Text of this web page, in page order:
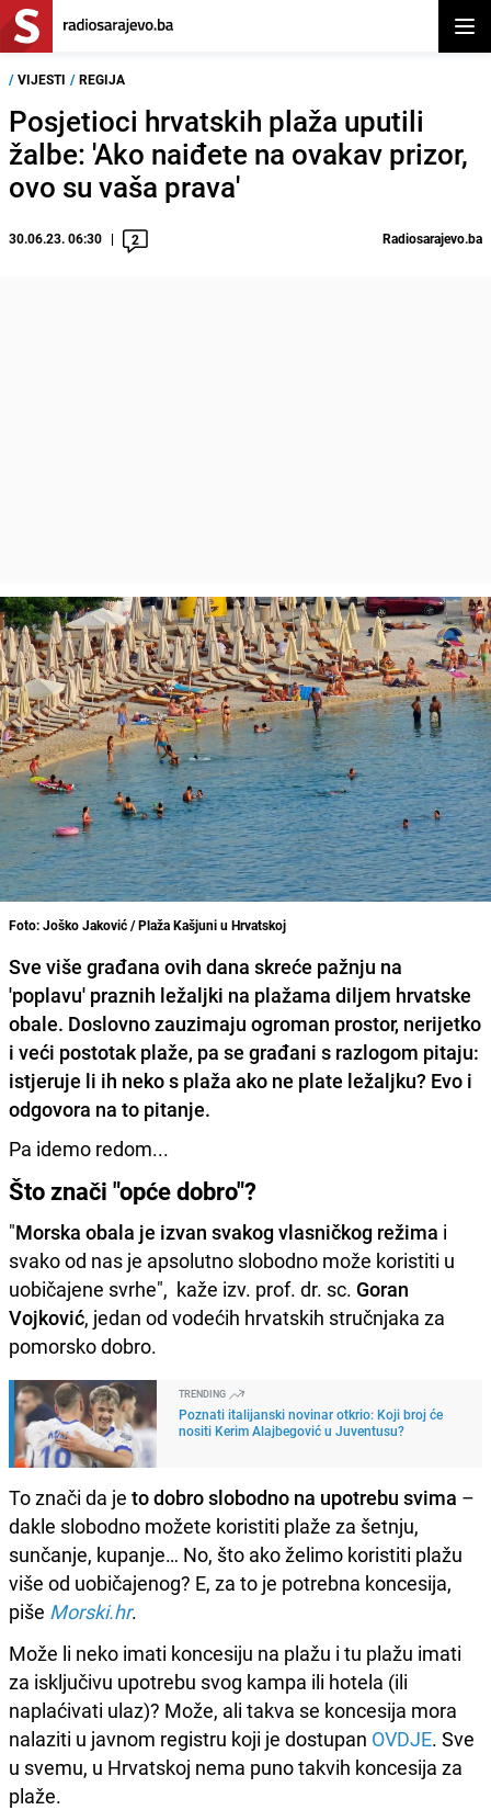
/ VIJESTI / REGIJA
Posjetioci hrvatskih plaža uputili
žalbe: 'Ako naiđete na ovakav prizor,
ovo su vaša prava'
30.06.23. 06:30 2 Radiosarajevo.ba
Foto: Joško Jaković / Plaža Kašjuni u Hrvatskoj
Sve više građana ovih dana skreće pažnju na
'poplavu' praznih ležaljki na plažama diljem hrvatske
obale. Doslovno zauzimaju ogroman prostor, nerijetko
i veći postotak plaže, pa se građani s razlogom pitaju:
istjeruje li ih neko s plaža ako ne plate ležaljku? Evo i
odgovora na to pitanje.
Pa idemo redom...
Što znači "opće dobro"?
"Morska obala je izvan svakog vlasničkog režima i
svako od nas je apsolutno slobodno može koristiti u
uobičajene svrhe", kaže izv. prof. dr. sc. Goran
Vojković, jedan od vodećih hrvatskih stručnjaka za
pomorsko dobro.
TRENDING
Poznati italijanski novinar otkrio: Koji broj će
nositi Kerim Alajbegović u Juventusu?
To znači da je to dobro slobodno na upotrebu svima –
dakle slobodno možete koristiti plaže za šetnju,
sunčanje, kupanje… No, što ako želimo koristiti plažu
više od uobičajenog? E, za to je potrebna koncesija,
piše Morski.hr.
Može li neko imati koncesiju na plažu i tu plažu imati
za isključivu upotrebu svog kampa ili hotela (ili
naplaćivati ulaz)? Može, ali takva se koncesija mora
nalaziti u javnom registru koji je dostupan OVDJE. Sve
u svemu, u Hrvatskoj nema puno takvih koncesija za
plaže.